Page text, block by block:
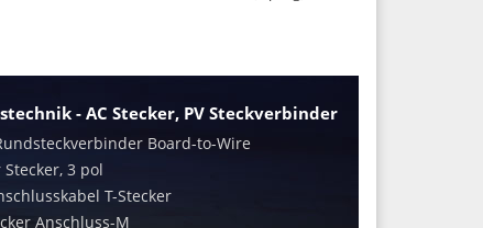
- AC Stecker, PV Steckverbinder
Board-to-Wire
Stecker, 3 pol
T-Stecker
Anschluss-M